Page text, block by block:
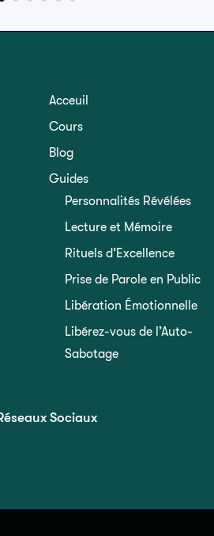
Acceuil
Cours
Blog
Guides
Personnalités Révélées
Lecture et Mémoire
Rituels d’Excellence
Prise de Parole en Public
Libération Émotionnelle
Libérez-vous de l’Auto-
Sabotage
Sociaux